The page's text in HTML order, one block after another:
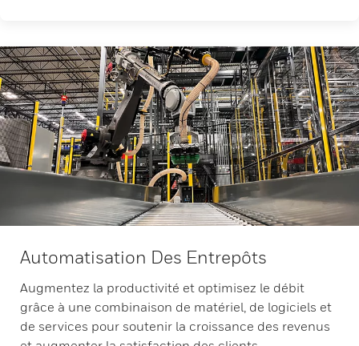
Automatisation Des Entrepôts
Augmentez la productivité et optimisez le débit
grâce à une combinaison de matériel, de logiciels et
de services pour soutenir la croissance des revenus